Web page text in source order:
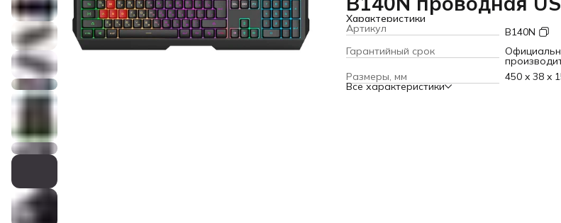
Характеристики
Артикул
B140N
Гарантийный срок
Размеры, мм
450 x 38 x
Все характеристики